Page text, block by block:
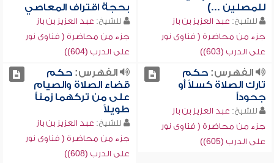
للمصلين ...)
للشيخ: عبد العزيز بن باز
جزء من محاضرة ( فتاوى نور
على الدرب (603))
بحجة اقتراف المعاصي
للشيخ: عبد العزيز بن باز
جزء من محاضرة ( فتاوى نور
على الدرب (604))
الفهرس:حكم
تارك الصلاة كسلاً أو
جحوداً
للشيخ: عبد العزيز بن باز
جزء من محاضرة ( فتاوى نور
على الدرب (605))
الفهرس:حكم
قضاء الصلاة والصيام
على من تركهما زمناً
طويلاً
للشيخ: عبد العزيز بن باز
جزء من محاضرة ( فتاوى نور
على الدرب (608))